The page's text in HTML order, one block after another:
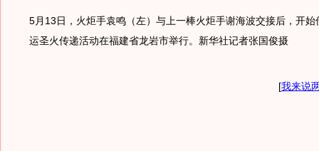
5月13日，火炬手袁鸣（左）与上一棒火炬手谢海波交接后，开
运圣火传递活动在福建省龙岩市举行。新华社记者张国俊摄
[我来说